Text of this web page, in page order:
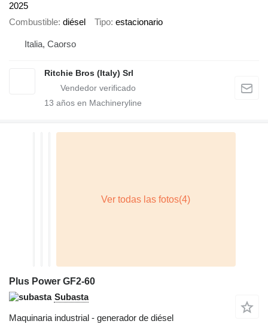
2025
Combustible diésel Tipo estacionario
Italia, Caorso
Ritchie Bros (Italy) Srl
13 años en Machineryline
Plus Power GF2-60
Subasta
Maquinaria industrial - generador de diésel